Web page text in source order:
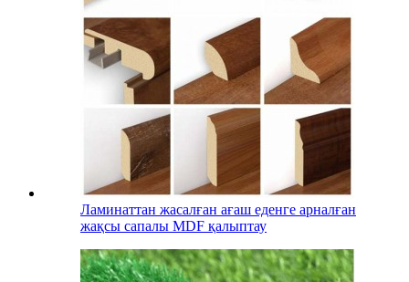
Ламинаттан жасалған ағаш еденге арналған
жақсы сапалы MDF қалыптау